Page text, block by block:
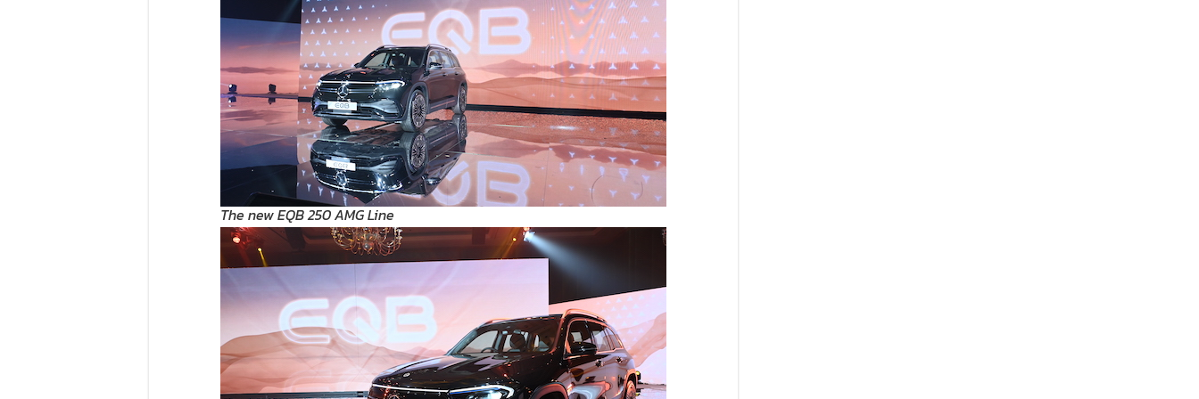
The new EQB 250 AMG Line